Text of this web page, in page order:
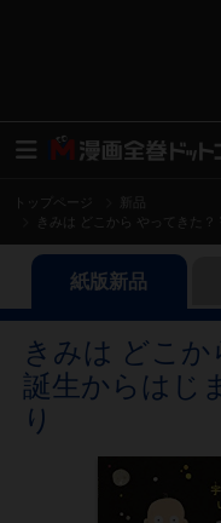
トップページ
きみは どこから やってきた
紙版新品
きみは どこ
誕生からはじ
り